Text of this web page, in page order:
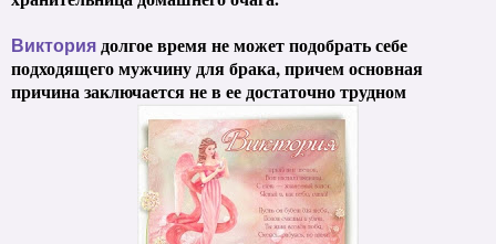
Виктория долгое время не может подобрать себе
подходящего мужчину для брака, причем основная
причина заключается не в ее достаточно трудном